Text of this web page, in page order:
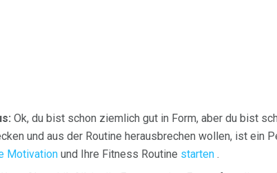
Ok, du bist schon ziemlich gut in Form, aber du bist
und aus der Routine herausbrechen wollen, ist ein
Motivation und Ihre Fitness Routine starten .